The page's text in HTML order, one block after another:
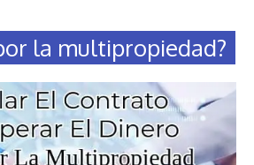
la multipropiedad?